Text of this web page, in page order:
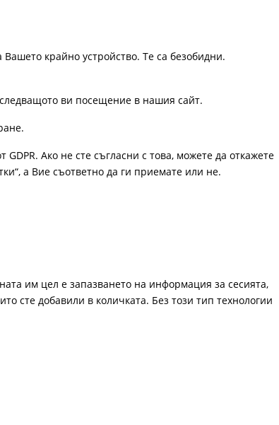
крайно устройство. Те са безобидни.
ви посещение в нашия сайт.
Ако не сте съгласни с това, можете да откажете
а Вие съответно да ги приемате или не.
им цел е запазването на информация за сесията,
сте добавили в количката. Без този тип технологии